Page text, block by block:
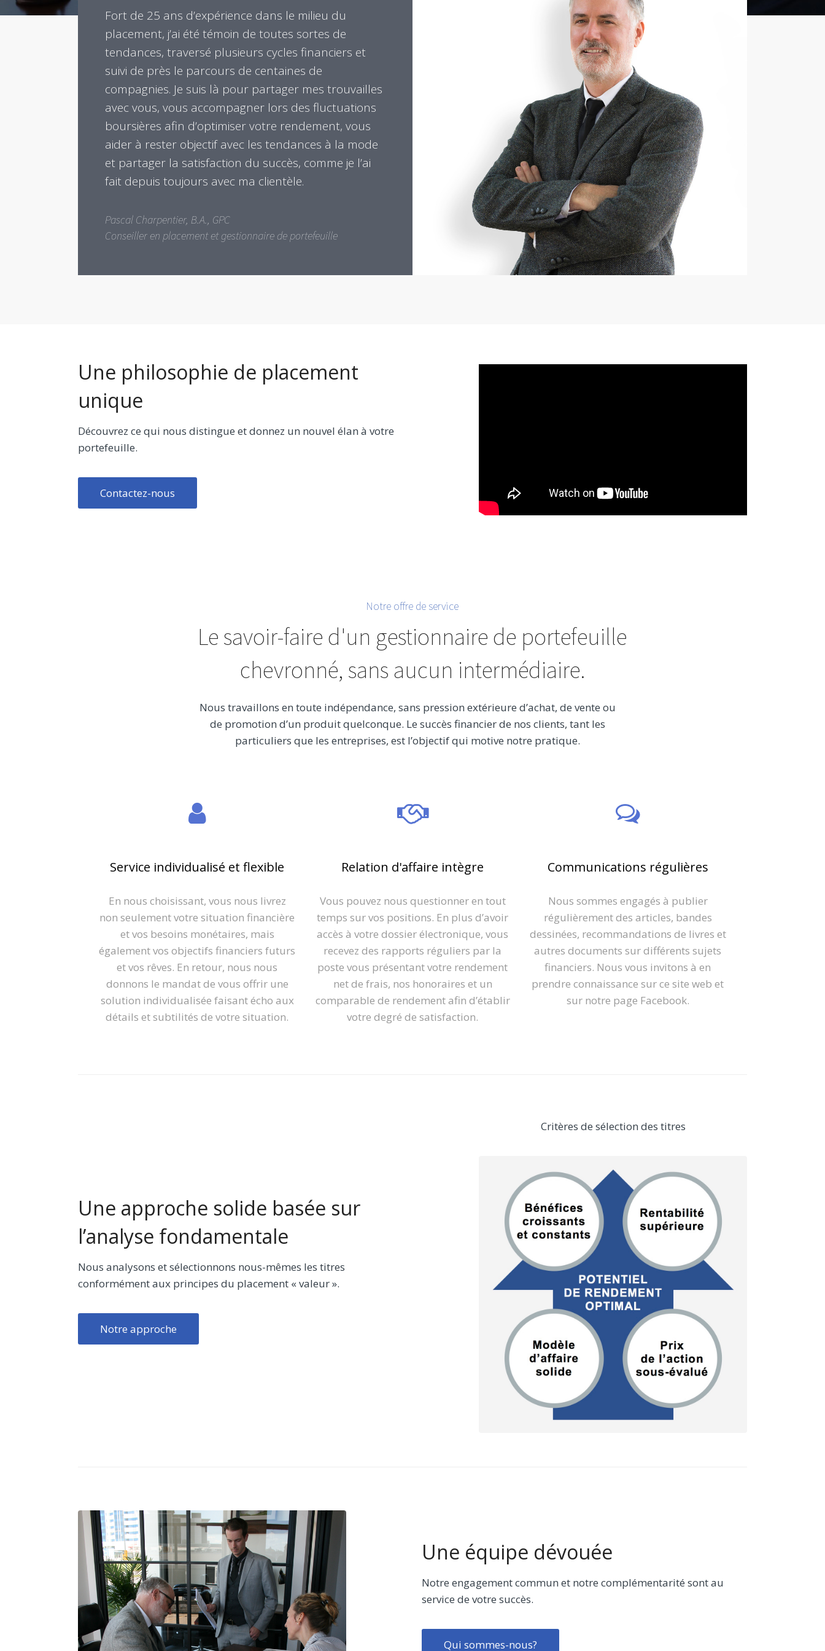
Fort de 25 ans d’expérience dans le milieu du
placement, j’ai été témoin de toutes sortes de
tendances, traversé plusieurs cycles financiers et
suivi de près le parcours de centaines de
compagnies. Je suis là pour partager mes trouvailles
avec vous, vous accompagner lors des fluctuations
boursières afin d’optimiser votre rendement, vous
aider à rester objectif avec les tendances à la mode
et partager la satisfaction du succès, comme je l’ai
fait depuis toujours avec ma clientèle.
Pascal Charpentier, B.A., GPC
Conseiller en placement et gestionnaire de portefeuille
Une philosophie de placement
unique
Découvrez ce qui nous distingue et donnez un nouvel élan à votre
portefeuille.
Contactez-nous
Notre offre de service
Le savoir-faire d'un gestionnaire de portefeuille
chevronné, sans aucun intermédiaire.
Nous travaillons en toute indépendance, sans pression extérieure d’achat, de vente ou
de promotion d’un produit quelconque. Le succès financier de nos clients, tant les
particuliers que les entreprises, est l’objectif qui motive notre pratique.
Service individualisé et flexible
En nous choisissant, vous nous livrez
non seulement votre situation financière
et vos besoins monétaires, mais
également vos objectifs financiers futurs
et vos rêves. En retour, nous nous
donnons le mandat de vous offrir une
solution individualisée faisant écho aux
détails et subtilités de votre situation.
Relation d'affaire intègre
Vous pouvez nous questionner en tout
temps sur vos positions. En plus d’avoir
accès à votre dossier électronique, vous
recevez des rapports réguliers par la
poste vous présentant votre rendement
net de frais, nos honoraires et un
comparable de rendement afin d’établir
votre degré de satisfaction.
Communications régulières
Nous sommes engagés à publier
régulièrement des articles, bandes
dessinées, recommandations de livres et
autres documents sur différents sujets
financiers. Nous vous invitons à en
prendre connaissance sur ce site web et
sur notre page Facebook.
Une approche solide basée sur
l’analyse fondamentale
Nous analysons et sélectionnons nous-mêmes les titres
conformément aux principes du placement « valeur ».
Notre approche
Critères de sélection des titres
Une équipe dévouée
Notre engagement commun et notre complémentarité sont au
service de votre succès.
Qui sommes-nous?